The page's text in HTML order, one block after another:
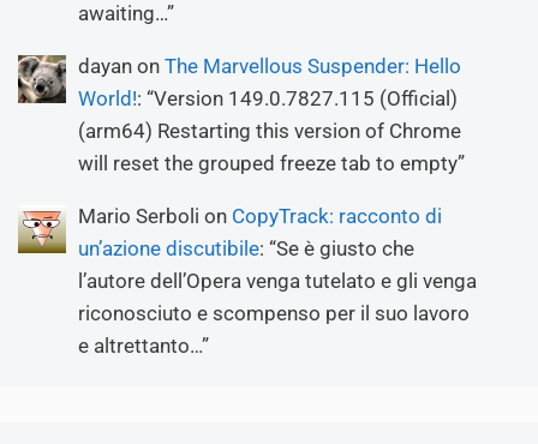
awaiting…”
dayan on The Marvellous Suspender: Hello
World!: “Version 149.0.7827.115 (Official)
(arm64) Restarting this version of Chrome
will reset the grouped freeze tab to empty”
Mario Serboli on CopyTrack: racconto di
un’azione discutibile: “Se è giusto che
l’autore dell’Opera venga tutelato e gli venga
riconosciuto e scompenso per il suo lavoro
e altrettanto…”